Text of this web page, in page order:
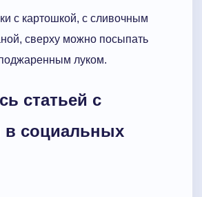
с картошкой, с сливочным
сверху можно посыпать
луком.
статьей с
в социальных